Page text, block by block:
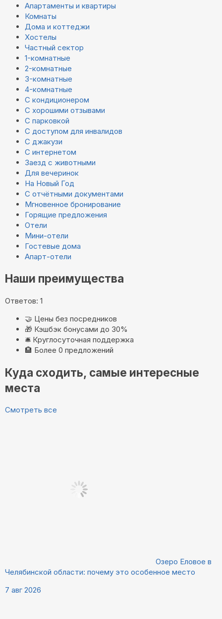
Апартаменты и квартиры
Комнаты
Дома и коттеджи
Хостелы
Частный сектор
1-комнатные
2-комнатные
3-комнатные
4-комнатные
С кондиционером
С хорошими отзывами
С парковкой
С доступом для инвалидов
С джакузи
С интернетом
Заезд с животными
Для вечеринок
На Новый Год
С отчётными документами
Мгновенное бронирование
Горящие предложения
Отели
Мини-отели
Гостевые дома
Апарт-отели
Наши преимущества
Ответов: 1
🤝 Цены без посредников
🎁 Кэшбэк бонусами до 30%
🛎️ Круглосуточная поддержка
🏨 Более 0 предложений
Куда сходить, самые интересные
места
Смотреть все
Озеро Еловое в
Челябинской области: почему это особенное место
7 авг 2026